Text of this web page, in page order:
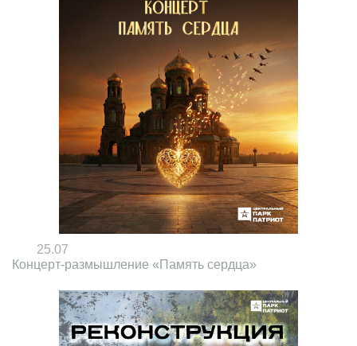
25.07
Концерт-размышление «Память сердца»